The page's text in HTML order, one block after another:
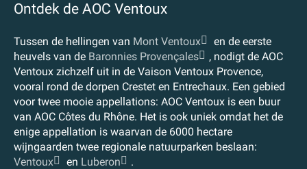
Ontdek de AOC Ventoux
Tussen de hellingen van Mont Ventoux
en de eerste
heuvels van de Baronnies Provençales
, nodigt de AOC
Ventoux zichzelf uit in de Vaison Ventoux Provence,
vooral rond de dorpen Crestet en Entrechaux. Een gebied
voor twee mooie appellations: AOC Ventoux is een buur
van AOC Côtes du Rhône. Het is ook uniek omdat het de
enige appellation is waarvan de 6000 hectare
wijngaarden twee regionale natuurparken beslaan:
Ventoux
en Luberon .